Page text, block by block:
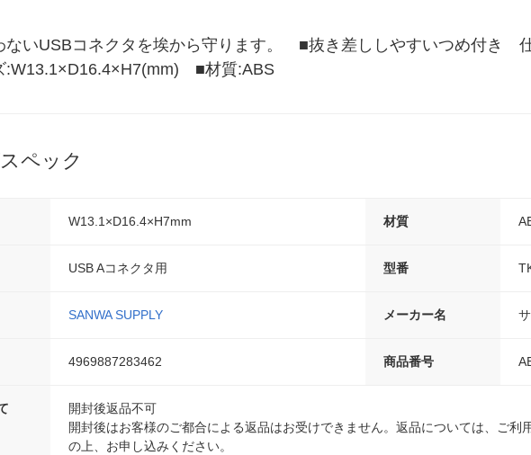
ないUSBコネクタを埃から守ります。　■抜き差ししやすいつめ付き　
:W13.1×D16.4×H7(mm)　■材質:ABS
ペック
W13.1×D16.4×H7mm 材質
USB Aコネクタ用 型番
SANWA SUPPLY メーカー名
4969887283462 商品番号
開封後返品不可
開封後はお客様のご都合による返品はお受けできません。返品については、ご
の上、お申し込みください。